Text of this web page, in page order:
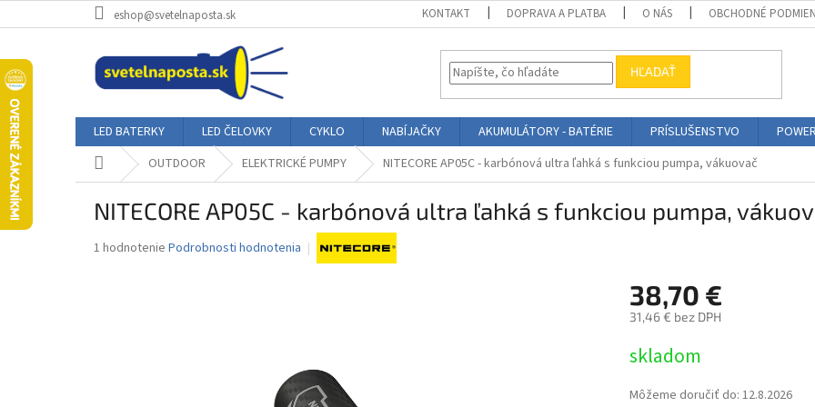
na
eshop@svetelnaposta.sk KONTAKT DOPRAVA A PLATBA O NÁS OBCHODNÉ
HĽADAŤ
LED BATERKY LED ČELOVKY CYKLO NABÍJAČKY AKUMULÁTORY - BATÉRIE PRÍSLUŠENSTVO
Domov OUTDOOR ELEKTRICKÉ PUMPY NITECORE AP05C - karbónová ultra ľahká s funkciou pumpa, vákuovač
NITECORE AP05C - karbónová ultra ľahká s funkciou pumpa,
Priemerné
1 hodnotenie Podrobnosti hodnotenia
38,70 €
31,46 € bez DPH
cena:
skladom
Môžeme doručiť do: 12.8.2026